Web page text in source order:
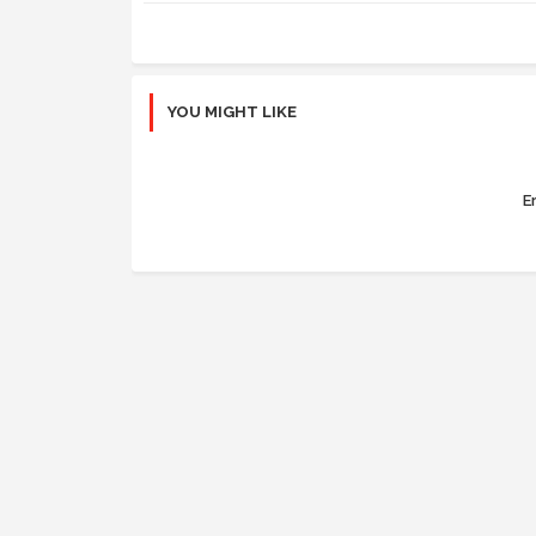
YOU MIGHT LIKE